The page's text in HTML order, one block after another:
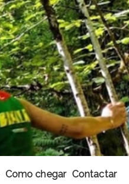
Como chegar Contactar